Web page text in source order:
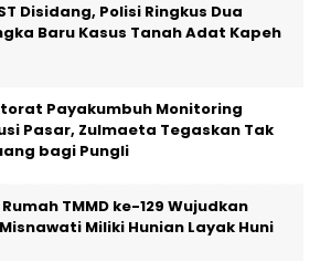
Disidang, Polisi Ringkus Dua
Baru Kasus Tanah Adat Kapeh
Payakumbuh Monitoring
Pasar, Zulmaeta Tegaskan Tak
bagi Pungli
TMMD ke-129 Wujudkan
Miliki Hunian Layak Huni